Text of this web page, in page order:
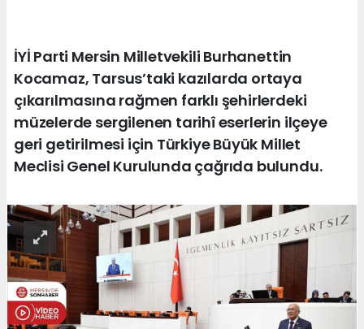
İYİ Parti Mersin Milletvekili Burhanettin
Kocamaz, Tarsus’taki kazılarda ortaya
çıkarılmasına rağmen farklı şehirlerdeki
müzelerde sergilenen tarihî eserlerin ilçeye
geri getirilmesi için Türkiye Büyük Millet
Meclisi Genel Kurulunda çağrıda bulundu.